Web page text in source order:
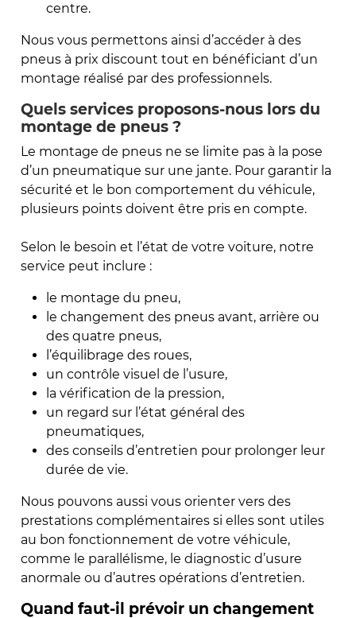
centre.
Nous vous permettons ainsi d’accéder à des
pneus à prix discount tout en bénéficiant d’un
montage réalisé par des professionnels.
Quels services proposons-nous lors du
montage de pneus ?
Le montage de pneus ne se limite pas à la pose
d’un pneumatique sur une jante. Pour garantir la
sécurité et le bon comportement du véhicule,
plusieurs points doivent être pris en compte.
Selon le besoin et l’état de votre voiture, notre
service peut inclure :
le montage du pneu,
le changement des pneus avant, arrière ou
des quatre pneus,
l’équilibrage des roues,
un contrôle visuel de l’usure,
la vérification de la pression,
un regard sur l’état général des
pneumatiques,
des conseils d’entretien pour prolonger leur
durée de vie.
Nous pouvons aussi vous orienter vers des
prestations complémentaires si elles sont utiles
au bon fonctionnement de votre véhicule,
comme le parallélisme, le diagnostic d’usure
anormale ou d’autres opérations d’entretien.
Quand faut-il prévoir un changement